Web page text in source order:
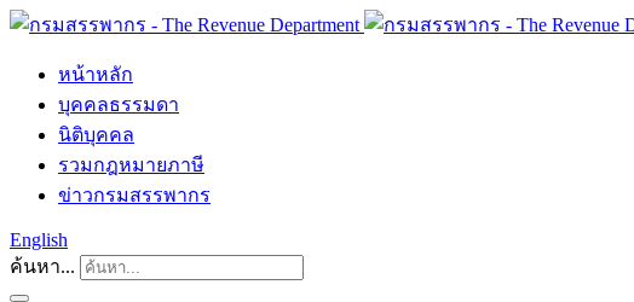
หน้าหลัก
บุคคลธรรมดา
นิติบุคคล
รวมกฎหมายภาษี
ข่าวกรมสรรพากร
English
ค้นหา...